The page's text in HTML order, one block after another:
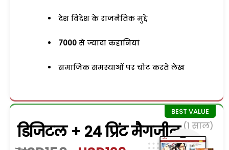
देश विदेश के राजनैतिक मुद्दे
7000 से ज्यादा कहानियां
समाजिक समस्याओं पर चोट करते लेख
डिजिटल + 24 प्रिंट मैगजीन (1 साल)